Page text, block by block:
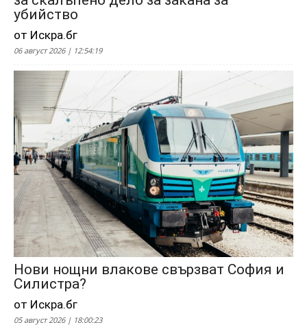
убийство
от Искра.бг
06 август 2026 | 12:54:19
Нови нощни влакове свързват София и
Силистра?
от Искра.бг
05 август 2026 | 18:00:23